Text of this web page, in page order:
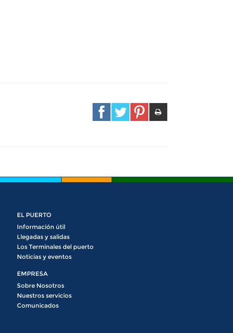
EL PUERTO
Información útil
Llegadas y salidas
Los Terminales del puerto
Noticias y eventos
EMPRESA
Sobre Nosotros
Nuestros servicios
Comunicados